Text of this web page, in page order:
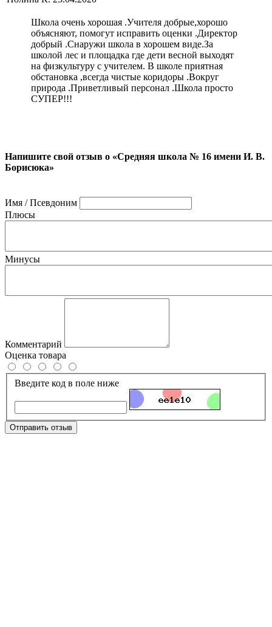
Школа очень хорошая .Учителя добрые,хорошо
объясняют, помогут исправить оценки .Директор
добрый .Снаружи школа в хорошем виде.За
школой лес и площадка где дети весной выходят
на физкультуру с учителем. В школе приятная
обстановка ,всегда чистые коридоры .Вокруг
природа .Приветливый персонал .Школа просто
СУПЕР!!!
Напишите свой отзыв о «Средняя школа № 16 имени И. В.
Борисюка»
Имя / Псевдоним
Плюсы
Минусы
Комментарий
Оценка товара
Введите код в поле ниже
Отправить отзыв